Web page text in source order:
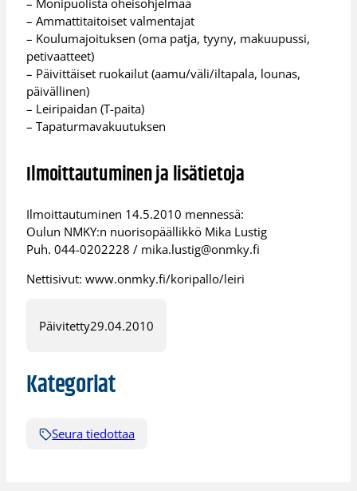
– Ammattitaitoiset valmentajat
– Koulumajoituksen (oma patja, tyyny, makuupussi,
petivaatteet)
– Päivittäiset ruokailut (aamu/väli/iltapala, lounas,
päivällinen)
– Leiripaidan (T-paita)
– Tapaturmavakuutuksen
Ilmoittautuminen ja lisätietoja
Ilmoittautuminen 14.5.2010 mennessä:
Oulun NMKY:n nuorisopäällikkö Mika Lustig
Puh. 044-0202228 / mika.lustig@onmky.fi
Nettisivut: www.onmky.fi/koripallo/leiri
Päivitetty29.04.2010
Kategoriat
Seura tiedottaa